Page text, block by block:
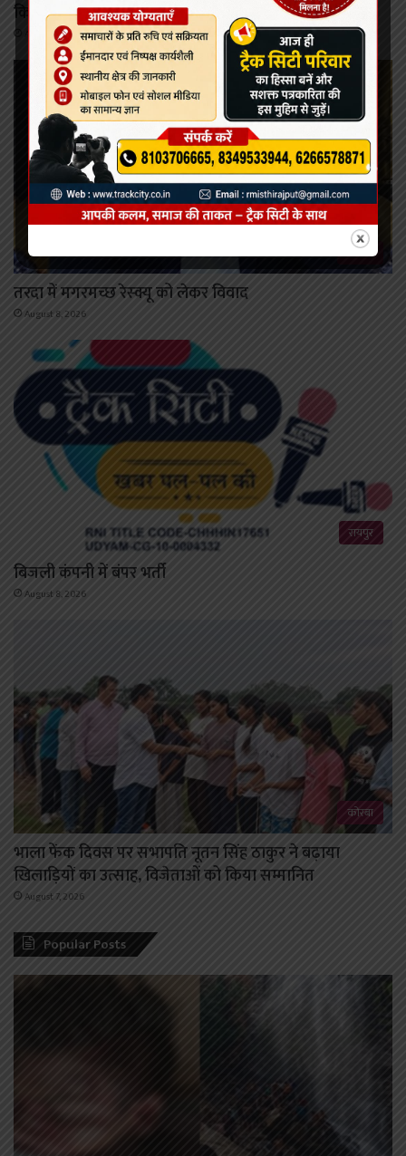
किया सुरक्षित रेस्क्यू
August 8, 2026
कोरबा
तरदा में मगरमच्छ रेस्क्यू को लेकर विवाद
August 8, 2026
रायपुर
बिजली कंपनी में बंपर भर्ती
August 8, 2026
कोरबा
भाला फेंक दिवस पर सभापति नूतन सिंह ठाकुर ने बढ़ाया
खिलाड़ियों का उत्साह, विजेताओं को किया सम्मानित
August 7, 2026
Popular Posts